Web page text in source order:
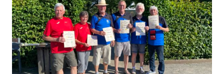
im
Boule-
Doppel